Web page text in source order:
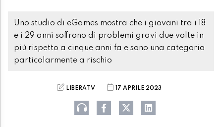
Uno studio di eGames mostra che i giovani tra i 18
e i 29 anni soffrono di problemi gravi due volte in
più rispetto a cinque anni fa e sono una categoria
particolarmente a rischio
LIBERATV 17 APRILE 2023